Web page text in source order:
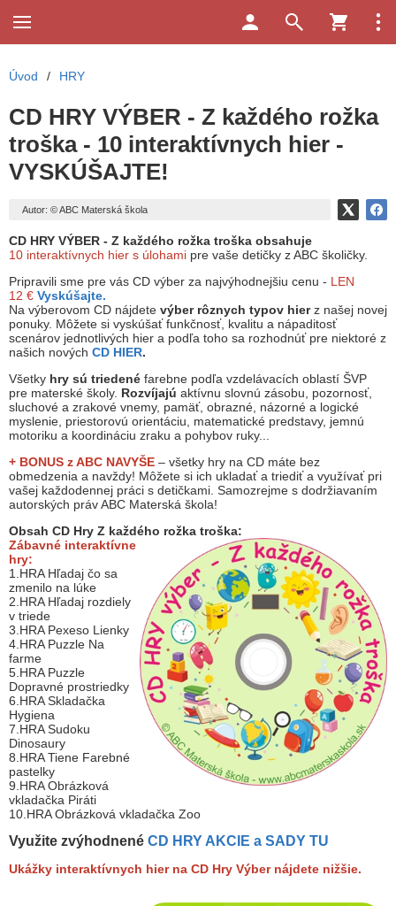
Úvod / HRY
CD HRY VÝBER - Z každého rožka
troška - 10 interaktívnych hier -
VYSKÚŠAJTE!
Autor: © ABC Materská škola
CD HRY VÝBER - Z každého rožka troška obsahuje
10 interaktívnych hier s úlohami pre vaše detičky z ABC školičky.
Pripravili sme pre vás CD výber za najvýhodnejšiu cenu - LEN
12 € Vyskúšajte.
Na výberovom CD nájdete výber rôznych typov hierz našej novej
ponuky. Môžete si vyskúšať funkčnosť, kvalitu a nápaditosť
scenárov jednotlivých hier a podľa toho sa rozhodnúť pre niektoré z
našich nových CD HIER.
Všetky hry sú triedené farebne podľa vzdelávacích oblastí ŠVP
pre materské školy. Rozvíjajú aktívnu slovnú zásobu, pozornosť,
sluchové a zrakové vnemy, pamäť, obrazné, názorné a logické
myslenie, priestorovú orientáciu, matematické predstavy, jemnú
motoriku a koordináciu zraku a pohybov ruky...
+ BONUS z ABC NAVYŠE – všetky hry na CD máte bez
obmedzenia a navždy! Môžete si ich ukladať a triediť a využívať pri
vašej každodennej práci s detičkami. Samozrejme s dodržiavaním
autorských práv ABC Materská škola!
Obsah CD Hry Z každého rožka troška:
Zábavné interaktívne
hry:
1.HRA Hľadaj čo sa
zmenilo na lúke
2.HRA Hľadaj rozdiely
v triede
3.HRA Pexeso Lienky
4.HRA Puzzle Na
farme
5.HRA Puzzle
Dopravné prostriedky
6.HRA Skladačka
Hygiena
7.HRA Sudoku
Dinosaury
8.HRA Tiene Farebné
pastelky
9.HRA Obrázková
vkladačka Piráti
10.HRA Obrázková vkladačka Zoo
Využite zvýhodnené CD HRY AKCIE a SADY TU
Ukážky interaktívnych hier na CD Hry Výber nájdete nižšie.